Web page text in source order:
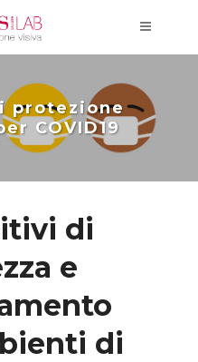
protezione
COVID19
di
e
di